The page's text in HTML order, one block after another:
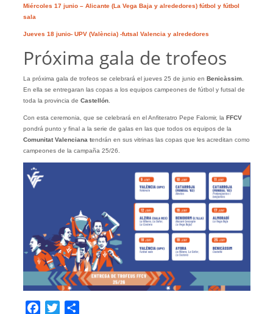
Miércoles 17 junio – Alicante (La Vega Baja y alrededores) fútbol y fútbol
sala
Jueves 18 junio- UPV (València) -futsal Valencia y alrededores
Próxima gala de trofeos
La próxima gala de trofeos se celebrará el jueves 25 de junio en Benicàssim.
En ella se entregaran las copas a los equipos campeones de fútbol y futsal de
toda la provincia de Castellón.
Con esta ceremonia, que se celebrará en el Anfiteratro Pepe Falomir, la FFCV
pondrá punto y final a la serie de galas en las que todos os equipos de la
Comunitat Valenciana tendrán en sus vitrinas las copas que les acreditan como
campeones de la campaña 25/26.
Facebook
Twitter